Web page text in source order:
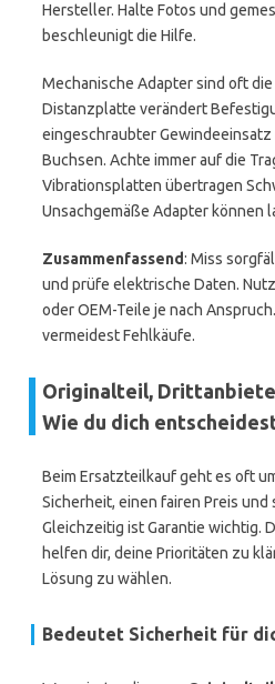
Hersteller. Halte Fotos und
beschleunigt die Hilfe.
Mechanische Adapter sind oft
Distanzplatte verändert
eingeschraubter
Buchsen. Achte immer auf die
Vibrationsplatten übertragen
Unsachgemäße Adapter können
Zusammenfassend: Miss
und prüfe elektrische Daten.
oder OEM-Teile je nach
vermeidest Fehlkäufe.
Originalteil,
Wie du dich
Beim Ersatzteilkauf geht es oft
Sicherheit, einen fairen Preis
Gleichzeitig ist Garantie wichtig.
helfen dir, deine Prioritäten zu
Lösung zu wählen.
Bedeutet Sicherheit für